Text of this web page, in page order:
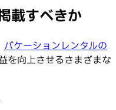
載すべきか
バケーションレンタルの
を向上させるさまざまな